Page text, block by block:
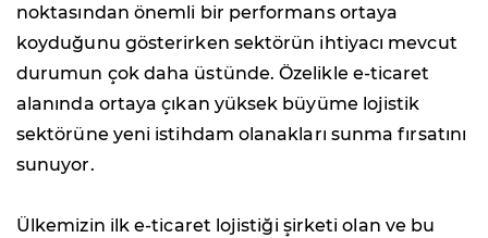
noktasından önemli bir performans ortaya
koyduğunu gösterirken sektörün ihtiyacı mevcut
durumun çok daha üstünde. Özelikle e-ticaret
alanında ortaya çıkan yüksek büyüme lojistik
sektörüne yeni istihdam olanakları sunma fırsatını
sunuyor.
Ülkemizin ilk e-ticaret lojistiği şirketi olan ve bu